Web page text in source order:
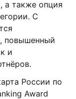
а также опция
С
повышенный
и
России по
Award